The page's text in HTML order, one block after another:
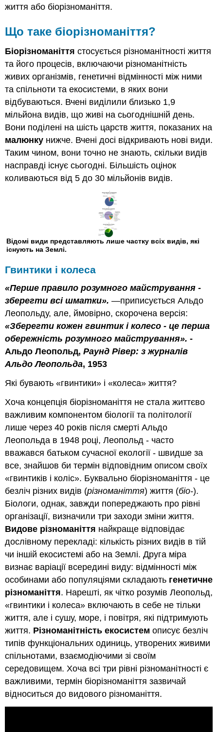
життя або біорізноманіття.
Що таке біорізноманіття?
Біорізноманіття стосується різноманітності життя
та його процесів, включаючи різноманітність
живих організмів, генетичні відмінності між ними
та спільноти та екосистеми, в яких вони
відбуваються. Вчені виділили близько 1,9
мільйона видів, що живі на сьогоднішній день.
Вони поділені на шість царств життя, показаних на
малюнку нижче. Вчені досі відкривають нові види.
Таким чином, вони точно не знають, скільки видів
насправді існує сьогодні. Більшість оцінок
коливаються від 5 до 30 мільйонів видів.
Відомі види представляють лише частку всіх видів, які
існують на Землі.
Гвинтики і колеса
«Перше правило розумного майстрування -
зберегти всі шматки».—приписується Альдо
Леопольду, але, ймовірно, скорочена версія:
«Зберегти кожен гвинтик і колесо - це перша
обережність розумного майстрування».-
Альдо Леопольд, Раунд Рівер: з журналів
Альдо Леопольда, 1953
Які бувають «гвинтики» і «колеса» життя?
Хоча концепція біорізноманіття не стала життєво
важливим компонентом біології та політології
лише через 40 років після смерті Альдо
Леопольда в 1948 році, Леопольд - часто
вважався батьком сучасної екології - швидше за
все, знайшов би термін відповідним описом своїх
«гвинтиків і коліс». Буквально біорізноманіття - це
безліч різних видів (різноманіття) життя (біо-).
Біологи, однак, завжди попереджають про рівні
організації, визначили три заходи зміни життя.
Видове різноманіття найкраще відповідає
дослівному перекладі: кількість різних видів в тій
чи іншій екосистемі або на Землі. Друга міра
визнає варіації всередині виду: відмінності між
особинами або популяціями складають генетичне
різноманіття. Нарешті, як чітко розумів Леопольд,
«гвинтики і колеса» включають в себе не тільки
життя, але і сушу, море, і повітря, які підтримують
життя. Різноманітність екосистем описує безліч
типів функціональних одиниць, утворених живими
спільнотами, взаємодіючими зі своїм
середовищем. Хоча всі три рівні різноманітності є
важливими, термін біорізноманіття зазвичай
відноситься до видового різноманіття.